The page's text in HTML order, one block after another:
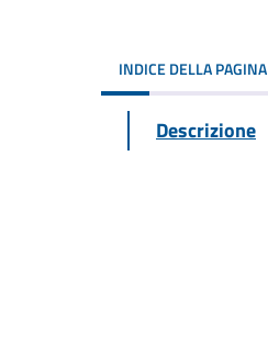
INDICE DELLA PAGINA
Descrizione